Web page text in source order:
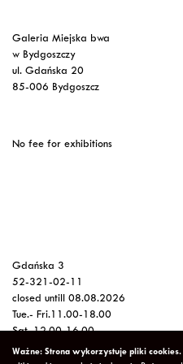
Galeria Miejska bwa
w Bydgoszczy
ul. Gdańska 20
85-006 Bydgoszcz
No fee for exhibitions
Gdańska 3
52-321-02-11
closed untill 08.08.2026
Tue.- Fri.11.00-18.00
Sat. 12.00-16.00
Sun.-Mon. – closed
Ważne: Strona wykorzystuje pliki cookies.